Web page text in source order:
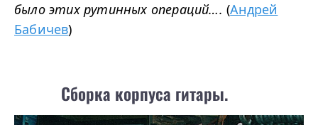
было этих рутинных операций…. (Андрей
Бабичев)
Сборка корпуса гитары.